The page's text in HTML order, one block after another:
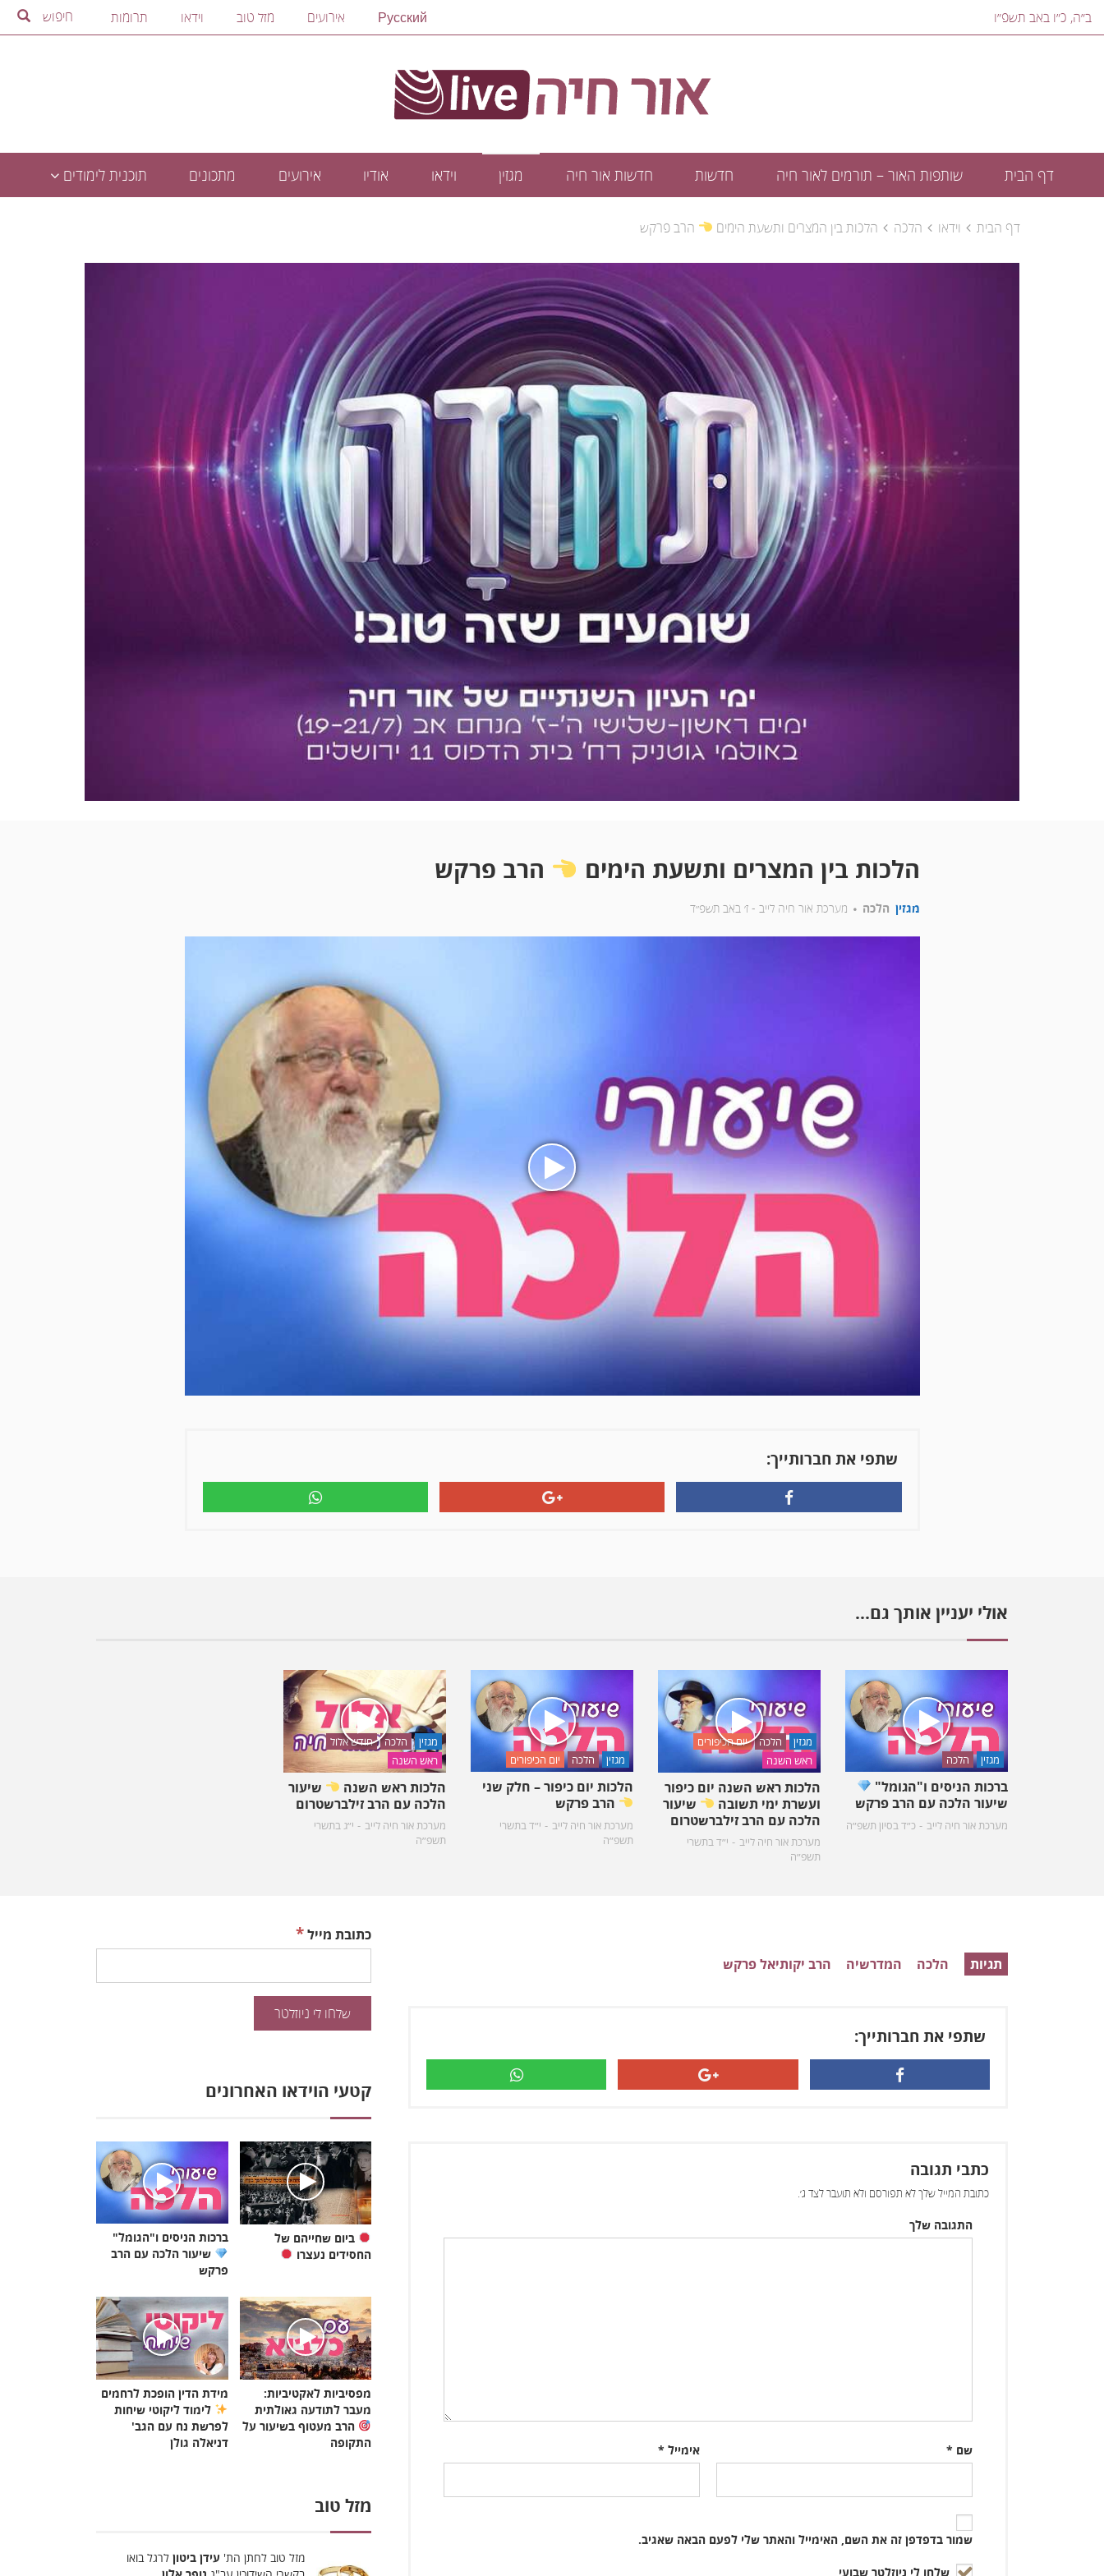
ב״ה, ‎כ״ו באב תשפ״ו‎ Русский אירועים מזל טוב וידאו תרומות חיפוש
דף הבית שותפות האור – תורמים לאור חיה חדשות חדשות אור חיה מגזין וידאו אודיו אירועים מתכונים תוכנית לימודים
דף הבית וידאו הלכה הלכות בין המצרים ותשעת הימים הרב פרקש
הלכות בין המצרים ותשעת הימים הרב פרקש
מגזין הלכה מערכת אור חיה לייב - ז׳ באב תשפ״ד
בעת
לחיצה
על
הכפתור
הינך
מפעיל
הסרטון
הלכות
בין
המצרים
ותשעת
שתפי את חברותייך:
אולי יעניין אותך גם...
מגזין הלכה
ברכות הניסים ו"הגומל"
שיעור הלכה עם הרב פרקש
מערכת אור חיה לייב כ״ד בסיון תשפ״ה
מגזין הלכה
יום הכיפורים
ראש השנה
הלכות ראש השנה יום כיפור
ועשרת ימי תשובה
שיעור
הלכה עם הרב זילברשטרום
מערכת אור חיה לייב
י״ד בתשרי
תשפ״ה
מגזין הלכה יום הכיפורים
הלכות יום כיפור – חלק שני
הרב פרקש
מערכת אור חיה לייב
י״ד בתשרי
תשפ״ה
מגזין הלכה
חודש אלול
ראש השנה
הלכות ראש השנה
שיעור
הלכה עם הרב זילברשטרום
מערכת אור חיה לייב
י״ג בתשרי
תשפ״ה
תגיות הלכה המדרשיה הרב יקותיאל פרקש
שתפי את חברותייך:
כתבי תגובה
כתובת המייל שלך לא תפורסם ולא תועבר לצד ג׳.
התגובה שלך
שם * אימייל *
שמור בדפדפן זה את השם, האימייל והאתר שלי לפעם הבאה שאגיב.
שלחו לי ניוזלטר שבועי
כתובת מייל*
קטעי הוידאו האחרונים
ביום שחייהם של
החסידים נעצרו
ברכות הניסים ו"הגומל"
שיעור הלכה עם הרב
פרקש
מפסיביות לאקטיביות:
מעבר לתודעה גאולתית
הרב מעטוף בשיעור על
התקופה
מידת הדין הופכת לרחמים
לימוד ליקוטי שיחות
לפרשת נח עם הגב'
דניאלה גולן
מזל טוב
מזל טוב לחתן הת' עידן ביטון לרגל בואו